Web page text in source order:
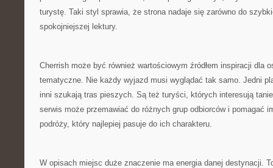
turystę. Taki styl sprawia, że strona nadaje się zarówno do
spokojniejszej lektury.
Cherrish może być również wartościowym źródłem inspiracji dla
tematyczne. Nie każdy wyjazd musi wyglądać tak samo. Jedni
inni szukają tras pieszych. Są też turyści, których interesują
serwis może przemawiać do różnych grup odbiorców i pomagać
podróży, który najlepiej pasuje do ich charakteru.
W opisach miejsc duże znaczenie ma energia danej destynacji.